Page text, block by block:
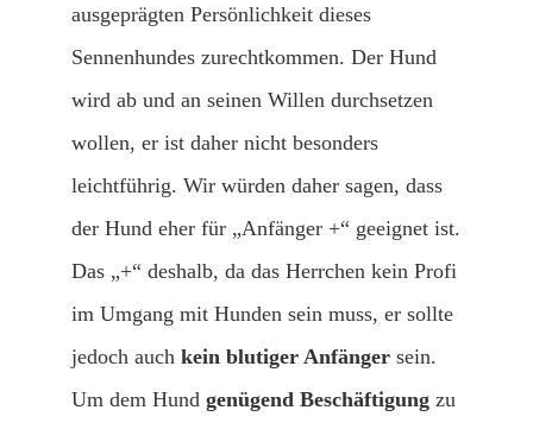
ausgeprägten Persönlichkeit dieses
Sennenhundes zurechtkommen. Der Hund
wird ab und an seinen Willen durchsetzen
wollen, er ist daher nicht besonders
leichtführig. Wir würden daher sagen, dass
der Hund eher für „Anfänger +“ geeignet ist.
Das „+“ deshalb, da das Herrchen kein Profi
im Umgang mit Hunden sein muss, er sollte
jedoch auch kein blutiger Anfänger sein.
Um dem Hund genügend Beschäftigung zu